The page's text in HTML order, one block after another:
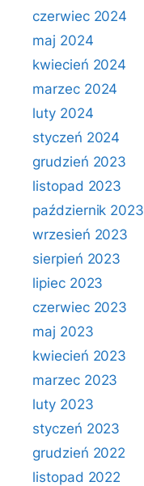
czerwiec 2024
maj 2024
kwiecień 2024
marzec 2024
luty 2024
styczeń 2024
grudzień 2023
listopad 2023
październik 2023
wrzesień 2023
sierpień 2023
lipiec 2023
czerwiec 2023
maj 2023
kwiecień 2023
marzec 2023
luty 2023
styczeń 2023
grudzień 2022
listopad 2022